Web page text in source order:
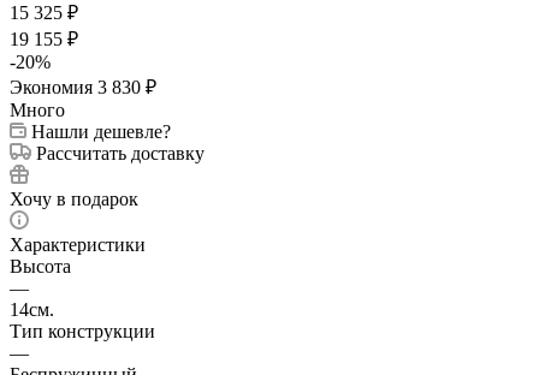
15 325 ₽
19 155 ₽
-20%
Экономия 3 830 ₽
Много
Нашли дешевле?
Рассчитать доставку
Хочу в подарок
Характеристики
Высота
—
14см.
Тип конструкции
—